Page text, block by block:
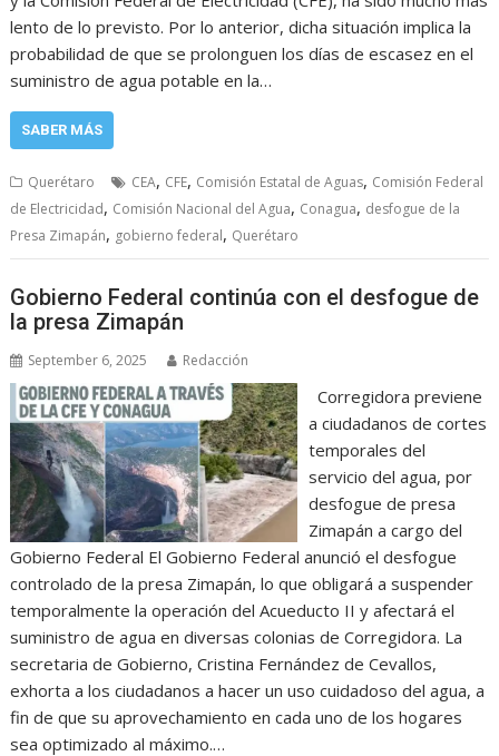
lento de lo previsto. Por lo anterior, dicha situación implica la
probabilidad de que se prolonguen los días de escasez en el
suministro de agua potable en la…
SABER MÁS
Querétaro CEA, CFE, Comisión Estatal de Aguas, Comisión Federal
de Electricidad, Comisión Nacional del Agua, Conagua, desfogue de la
Presa Zimapán, gobierno federal, Querétaro
Gobierno Federal continúa con el desfogue de
la presa Zimapán
September 6, 2025 Redacción
Corregidora previene
a ciudadanos de cortes
temporales del
servicio del agua, por
desfogue de presa
Zimapán a cargo del
Gobierno Federal El Gobierno Federal anunció el desfogue
controlado de la presa Zimapán, lo que obligará a suspender
temporalmente la operación del Acueducto II y afectará el
suministro de agua en diversas colonias de Corregidora. La
secretaria de Gobierno, Cristina Fernández de Cevallos,
exhorta a los ciudadanos a hacer un uso cuidadoso del agua, a
fin de que su aprovechamiento en cada uno de los hogares
sea optimizado al máximo.…